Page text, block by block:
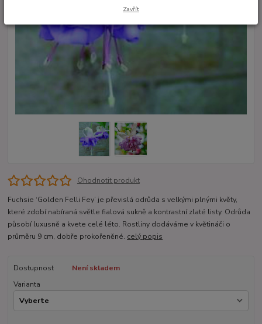
Ohodnotit produkt
Fuchsie ‘Golden Felli Fey’ je převislá odrůda s velkými plnými květy,
které zdobí nabíraná světle fialová sukně a kontrastní zlaté listy. Odrůda
působí luxusně a kvete celé léto. Rostliny dodáváme v květináči o
průměru 9 cm, dobře prokořeněné. celý popis
Dostupnost
Není skladem
Varianta
Zavřít